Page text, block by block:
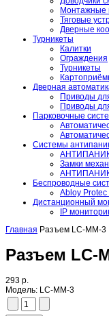
Монтажные
Тяговые
Дверные
Турникеты
Калитки
Ограждения
Турникеты
Дверная
Приводы
Приводы
Парковочные
Системы
Замки
Беспроводные
Abloy Protec
Дистанционный
IP
Главная Разъем LC-MM-3
Разъем LC-
293 р.
Модель: LC-MM-3